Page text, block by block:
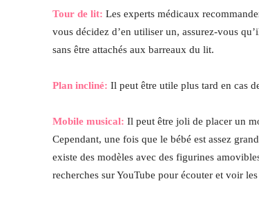
Tour de lit: Les experts médicaux
vous décidez d’en utiliser un, assurez-vous
sans être attachés aux barreaux du lit.
Plan incliné: Il peut être utile plus tard en cas
Mobile musical: Il peut être joli de placer un
Cependant, une fois que le bébé est assez
existe des modèles avec des figurines
recherches sur YouTube pour écouter et voir